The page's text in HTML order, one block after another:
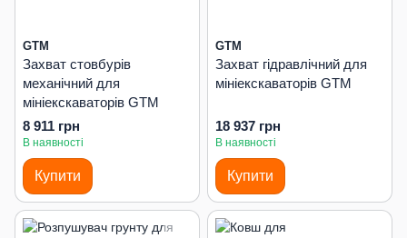
GTM
Захват стовбурів
механічний для
мініекскаваторів GTM
8 911 грн
В наявності
Купити
GTM
Захват гідравлічний для
мініекскаваторів GTM
18 937 грн
В наявності
Купити